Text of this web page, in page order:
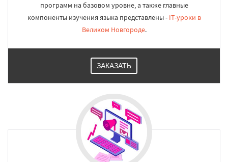
программ на базовом уровне, а также главные
компоненты изучения языка представлены - IT-уроки в
Великом Новгороде.
ЗАКАЗАТЬ